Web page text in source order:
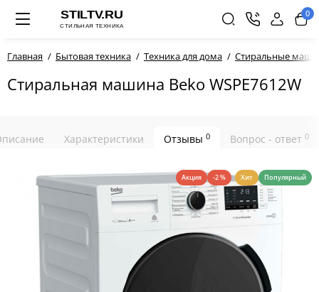
0
Главная Бытовая техника Техника для дома Стиральные
Стиральная машина Beko WSPE7612W
Характеристики Отзывы 0 Вопрос - ответ 0
Акция -2 % Хит Популярный